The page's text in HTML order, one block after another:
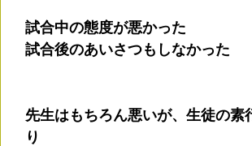
試合中の態度が悪かった
試合後のあいさつもしなかった
先生はもちろん悪いが、生徒の素
り